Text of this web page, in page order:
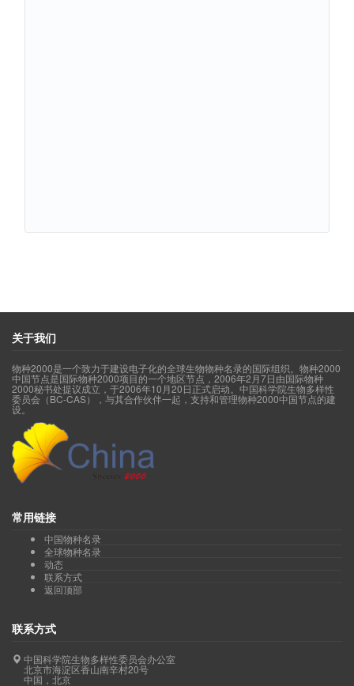
关于我们
物种2000是一个致力于建设电子化的全球生物物种名录的国际组织。物种2000
中国节点是国际物种2000项目的一个地区节点，2006年2月7日由国际物种
2000秘书处提议成立，于2006年10月20日正式启动。中国科学院生物多样性
委员会（BC-CAS），与其合作伙伴一起，支持和管理物种2000中国节点的建
设。
常用链接
中国物种名录
全球物种名录
动态
联系方式
返回顶部
联系方式
中国科学院生物多样性委员会办公室
北京市海淀区香山南辛村20号
中国，北京